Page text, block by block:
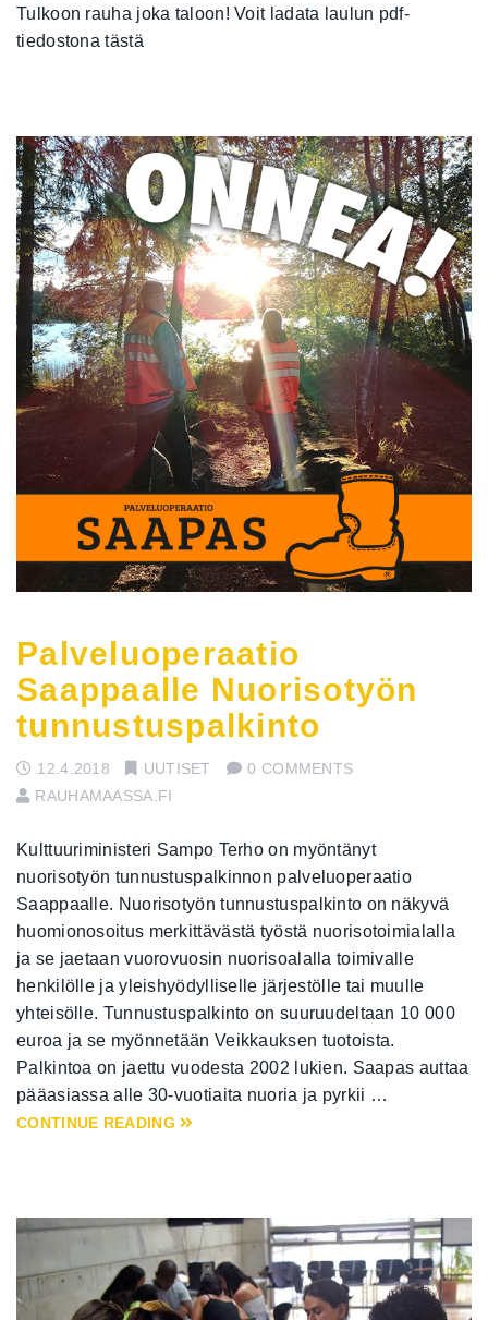
Tulkoon rauha joka taloon! Voit ladata laulun pdf-
tiedostona tästä
Palveluoperaatio
Saappaalle Nuorisotyön
tunnustuspalkinto
12.4.2018 UUTISET
0 COMMENTS
RAUHAMAASSA.FI
Kulttuuriministeri Sampo Terho on myöntänyt
nuorisotyön tunnustuspalkinnon palveluoperaatio
Saappaalle. Nuorisotyön tunnustuspalkinto on näkyvä
huomionosoitus merkittävästä työstä nuorisotoimialalla
ja se jaetaan vuorovuosin nuorisoalalla toimivalle
henkilölle ja yleishyödylliselle järjestölle tai muulle
yhteisölle. Tunnustuspalkinto on suuruudeltaan 10 000
euroa ja se myönnetään Veikkauksen tuotoista.
Palkintoa on jaettu vuodesta 2002 lukien. Saapas auttaa
pääasiassa alle 30-vuotiaita nuoria ja pyrkii …
CONTINUE READING